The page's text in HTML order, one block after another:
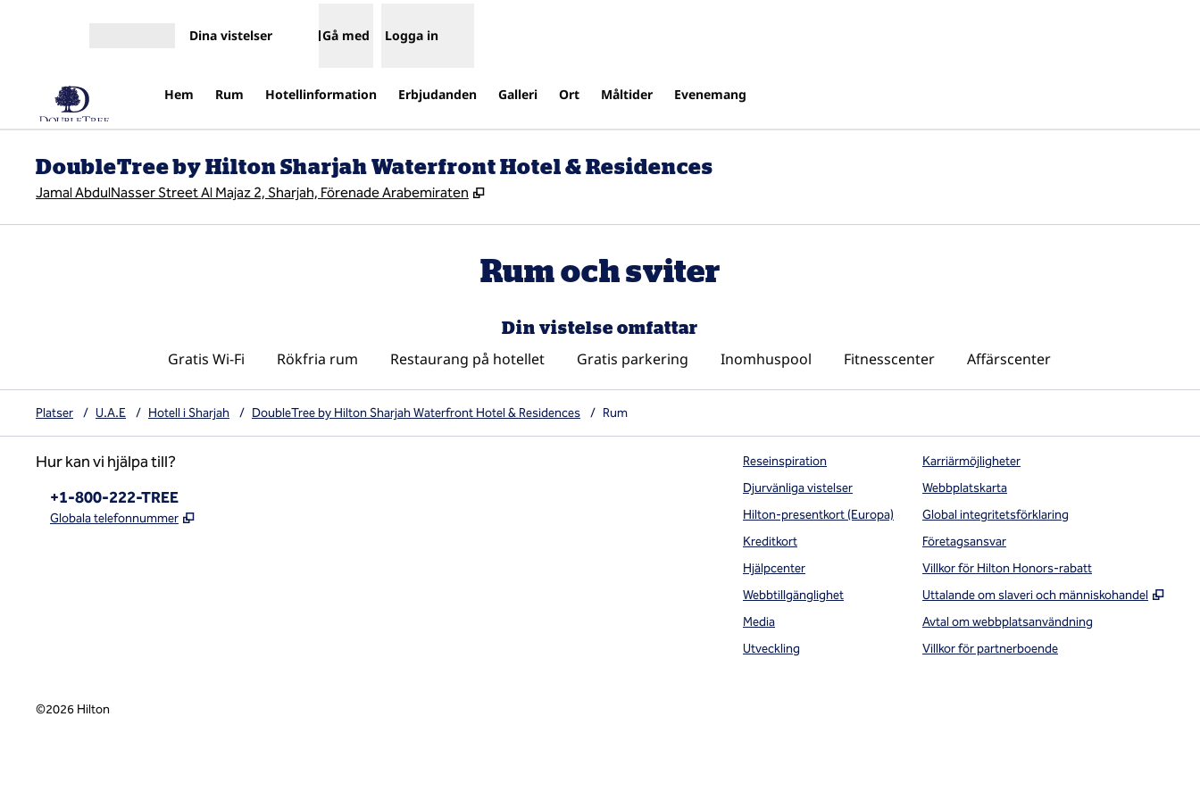
Dina vistelser Gå med Logga in
Hem Rum Hotellinformation Erbjudanden Galleri Ort Måltider Evenemang
DoubleTree by Hilton Sharjah Waterfront Hotel & Residences
Jamal AbdulNasser Street Al Majaz 2, Sharjah, Förenade Arabemiraten ,
Rum och sviter
Din vistelse omfattar
Gratis Wi-Fi Rökfria rum Restaurang på hotellet Gratis parkering Inomhuspool Fitnesscenter Affärscenter
Platser / U.A.E / Hotell i Sharjah / DoubleTree by Hilton Sharjah Waterfront Hotel & Residences / Rum
Hur kan vi hjälpa till?
Telefon:
+1-800-222-TREE
Globala telefonnummer ,
Reseinspiration
Djurvänliga vistelser
Hilton-presentkort (Europa)
Kreditkort
Hjälpcenter
Webbtillgänglighet
Media
Utveckling
Karriärmöjligheter
Webbplatskarta
Global integritetsförklaring
Företagsansvar
Villkor för Hilton Honors-rabatt
Uttalande om slaveri och människohandel
,
Avtal om webbplatsanvändning
Villkor för partnerboende
©2026 Hilton